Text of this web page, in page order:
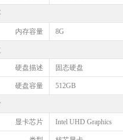
内存容量 8G
硬盘描述 固态硬盘
硬盘容量 512GB
显卡芯片 Intel UHD Graphics